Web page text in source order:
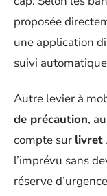
proposée
une application
suivi
Autre levier à
de précaution,
compte sur livret
l’imprévu sans
réserve